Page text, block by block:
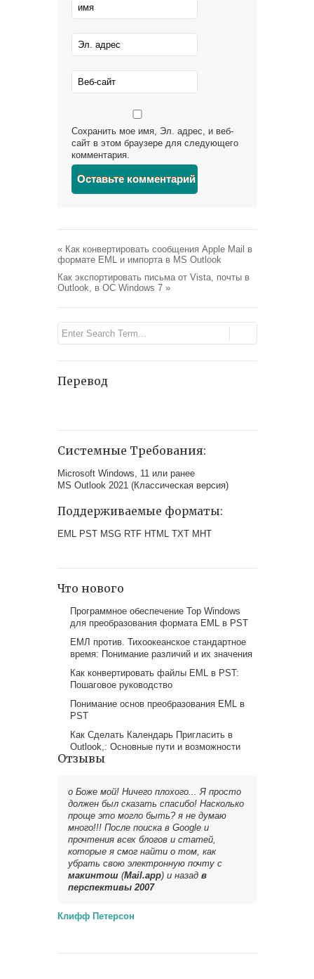
Сохранить мое имя, Эл. адрес, и веб-
сайт в этом браузере для следующего
комментария.
«Как конвертировать сообщения Apple Mail в
формате EML и импорта в MS Outlook
Как экспортировать письма от Vista, почты в
Outlook, в ОС Windows 7 »
Перевод
Системные Требования:
Microsoft Windows, 11 или ранее
MS Outlook 2021 (Классическая версия)
Поддерживаемые форматы:
EML PST MSG RTF HTML TXT MHT
Что нового
Программное обеспечение Top Windows
для преобразования формата EML в PST
ЕМЛ против. Тихоокеанское стандартное
время: Понимание различий и их значения
Как конвертировать файлы EML в PST:
Пошаговое руководство
Понимание основ преобразования EML в
PST
Как Сделать Календарь Пригласить в
Outlook,: Основные пути и возможности
Отзывы
о Боже мой! Ничего плохого... Я просто
должен был сказать спасибо! Насколько
проще это могло быть? я не думаю
много!!! После поиска в Google и
прочтения всех блогов и статей,
которые я смог найти о том, как
убрать свою электронную почту с
макинтош(Mail.app) и назад в
перспективы 2007
Клифф Петерсон